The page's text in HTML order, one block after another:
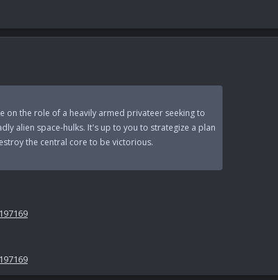
on the role of a heavily armed privateer seeking to
alien space-hulks. It's up to you to strategize a plan
the central core to be victorious.